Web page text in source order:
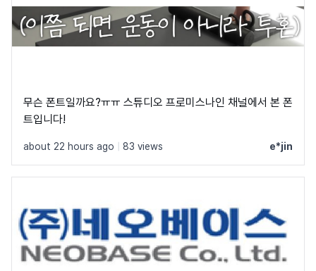
무슨 폰트일까요?ㅠㅠ 스튜디오 프로미스나인 채널에서 본 폰
트입니다!
about 22 hours ago 83 views e*jin